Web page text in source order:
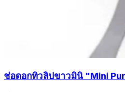
ช่อดอกทิวลิปขาวมินิ "Mini